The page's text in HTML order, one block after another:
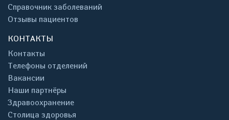
Справочник заболеваний
Отзывы пациентов
КОНТАКТЫ
Контакты
Телефоны отделений
Вакансии
Наши партнёры
Здравоохранение
Столица здоровья